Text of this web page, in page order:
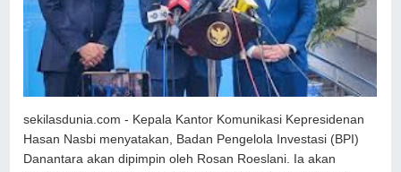
sekilasdunia.com - Kepala Kantor Komunikasi Kepresidenan
Hasan Nasbi menyatakan, Badan Pengelola Investasi (BPI)
Danantara akan dipimpin oleh Rosan Roeslani. Ia akan